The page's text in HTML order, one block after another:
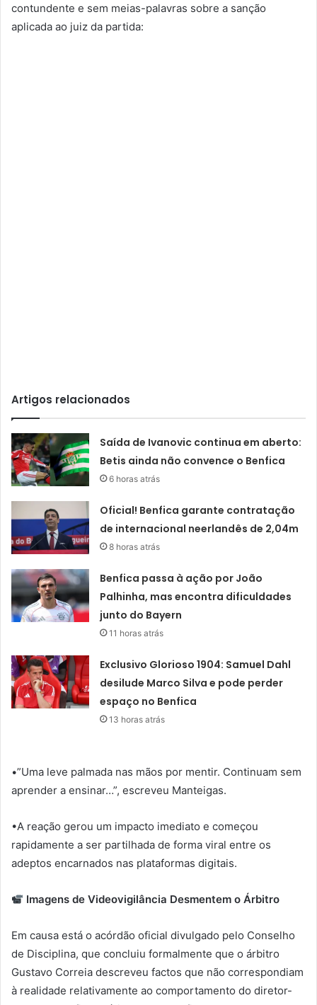
contundente e sem meias-palavras sobre a sanção
aplicada ao juiz da partida:
Artigos relacionados
Saída de Ivanovic continua em aberto:
Betis ainda não convence o Benfica
6 horas atrás
Oficial! Benfica garante contratação
de internacional neerlandês de 2,04m
8 horas atrás
Benfica passa à ação por João
Palhinha, mas encontra dificuldades
junto do Bayern
11 horas atrás
Exclusivo Glorioso 1904: Samuel Dahl
desilude Marco Silva e pode perder
espaço no Benfica
13 horas atrás
•”Uma leve palmada nas mãos por mentir. Continuam sem
aprender a ensinar…”, escreveu Manteigas.
•A reação gerou um impacto imediato e começou
rapidamente a ser partilhada de forma viral entre os
adeptos encarnados nas plataformas digitais.
Imagens de Videovigilância Desmentem o Árbitro
Em causa está o acórdão oficial divulgado pelo Conselho
de Disciplina, que concluiu formalmente que o árbitro
Gustavo Correia descreveu factos que não correspondiam
à realidade relativamente ao comportamento do diretor-